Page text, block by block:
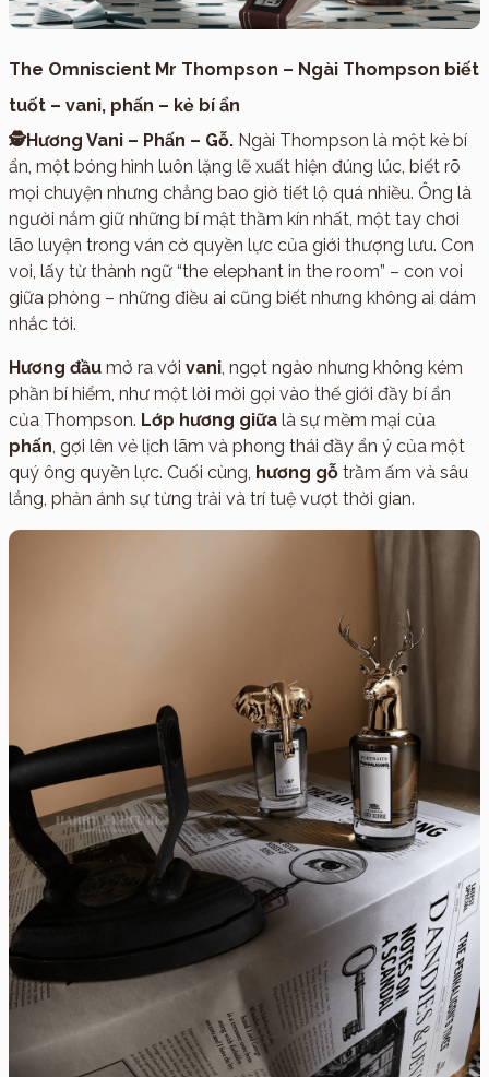
The Omniscient Mr Thompson – Ngài Thompson biết
tuốt – vani, phấn – kẻ bí ẩn
🕵️Hương Vani – Phấn – Gỗ. Ngài Thompson là một kẻ bí
ẩn, một bóng hình luôn lặng lẽ xuất hiện đúng lúc, biết rõ
mọi chuyện nhưng chẳng bao giờ tiết lộ quá nhiều. Ông là
người nắm giữ những bí mật thầm kín nhất, một tay chơi
lão luyện trong ván cờ quyền lực của giới thượng lưu. Con
voi, lấy từ thành ngữ “the elephant in the room” – con voi
giữa phòng – những điều ai cũng biết nhưng không ai dám
nhắc tới.
Hương đầu mở ra với vani, ngọt ngào nhưng không kém
phần bí hiểm, như một lời mời gọi vào thế giới đầy bí ẩn
của Thompson. Lớp hương giữa là sự mềm mại của
phấn, gợi lên vẻ lịch lãm và phong thái đầy ẩn ý của một
quý ông quyền lực. Cuối cùng, hương gỗ trầm ấm và sâu
lắng, phản ánh sự từng trải và trí tuệ vượt thời gian.